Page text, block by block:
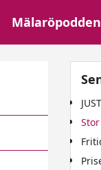
Mälaröpodden